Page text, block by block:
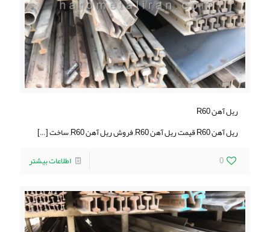
ریل آهن R60
ریل آهن R60 قیمت ریل آهن R60, فروش ریل آهن R60, ساخت
[…]
0
اطلاعات بیشتر